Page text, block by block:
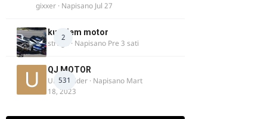
gixxer · Napisano Jul 27
2
kupujem motor
strugo · Napisano Pre 3 sati
531
QJ MOTOR
Urban Rider · Napisano Mart
18, 2023